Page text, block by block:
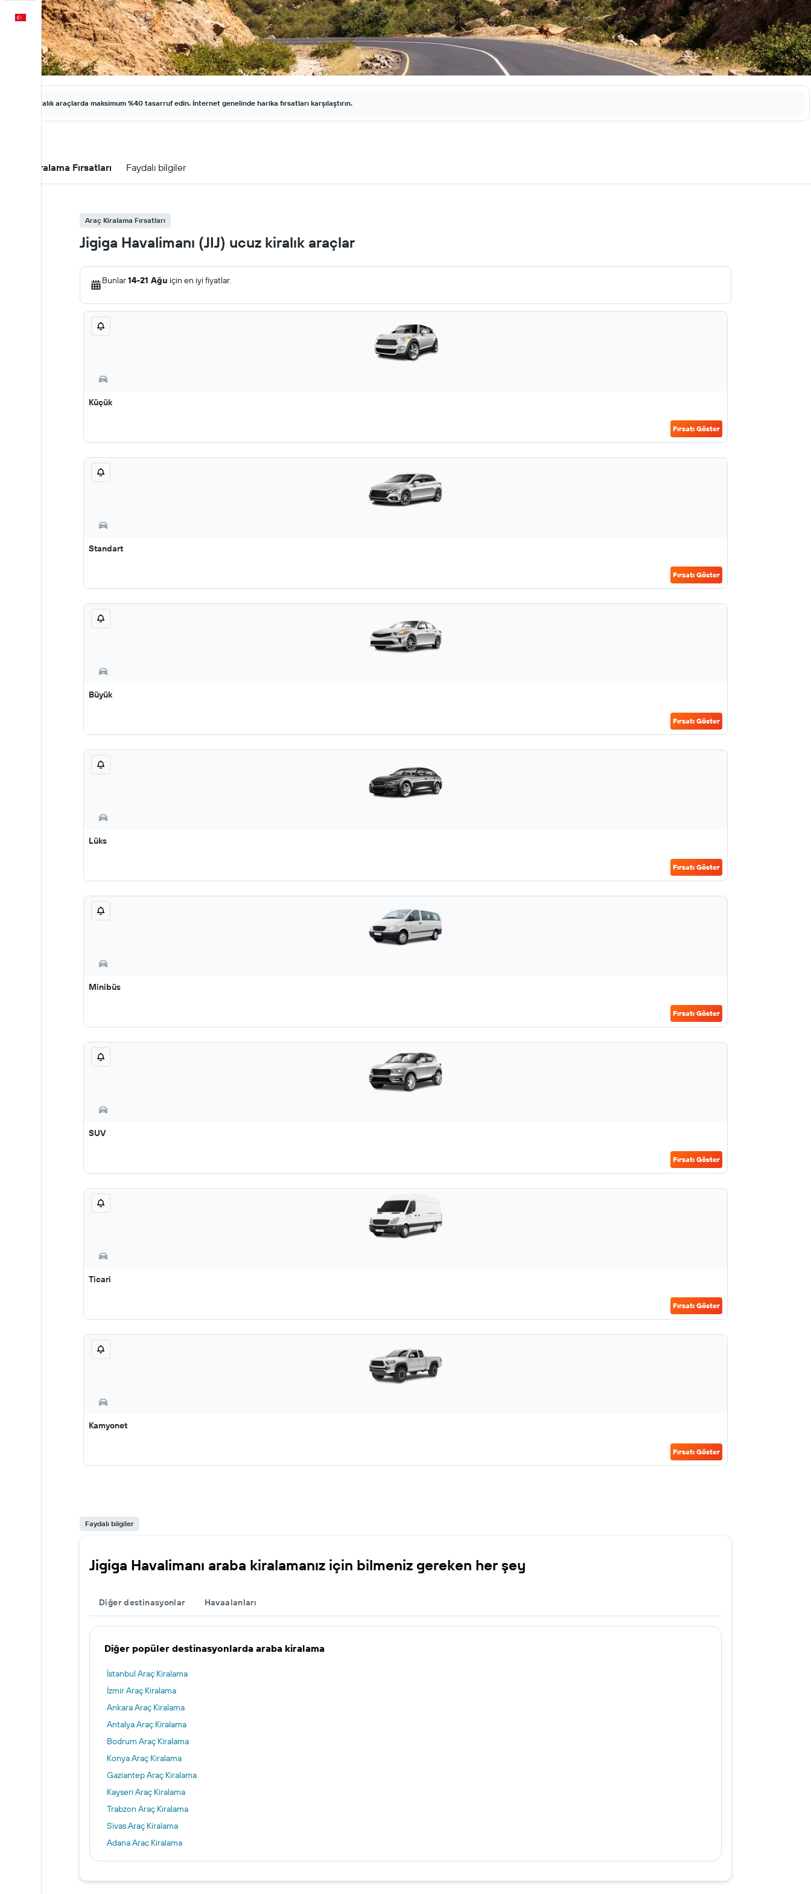
Türkçe
Kiralık araçlarda maksimum %40 tasarruf edin. İnternet genelinde harika fırsatları karşılaştırın.
Araç Kiralama Fırsatları Faydalı bilgiler
Araç Kiralama Fırsatları
Jigiga Havalimanı (JIJ) ucuz kiralık araçlar
Bunlar14-21 Ağu için en iyi fiyatlar.
Küçük
Fırsatı Göster
Standart
Fırsatı Göster
Büyük
Fırsatı Göster
Lüks
Fırsatı Göster
Minibüs
Fırsatı Göster
SUV
Fırsatı Göster
Ticari
Fırsatı Göster
Kamyonet
Fırsatı Göster
Faydalı bilgiler
Jigiga Havalimanı araba kiralamanız için bilmeniz gereken her şey
Diğer destinasyonlar Havaalanları
Diğer popüler destinasyonlarda araba kiralama
İstanbul Araç Kiralama
İzmir Araç Kiralama
Ankara Araç Kiralama
Antalya Araç Kiralama
Bodrum Araç Kiralama
Konya Araç Kiralama
Gaziantep Araç Kiralama
Kayseri Araç Kiralama
Trabzon Araç Kiralama
Sivas Araç Kiralama
Adana Araç Kiralama
Van Araç Kiralama